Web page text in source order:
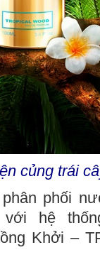
củng trái
phối
hệ
Khởi –